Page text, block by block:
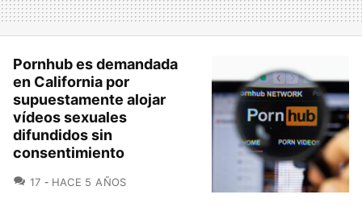
Pornhub es demandada
en California por
supuestamente alojar
vídeos sexuales
difundidos sin
consentimiento
17 COMENTARIOS
HACE 5 AÑOS